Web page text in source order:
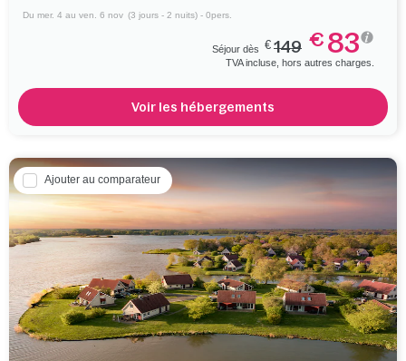
Du mer. 4 au ven. 6 nov (3 jours - 2 nuits) - 0pers.
Séjour dès € 149 € 83
TVA incluse, hors autres charges.
Voir les hébergements
Ajouter au comparateur